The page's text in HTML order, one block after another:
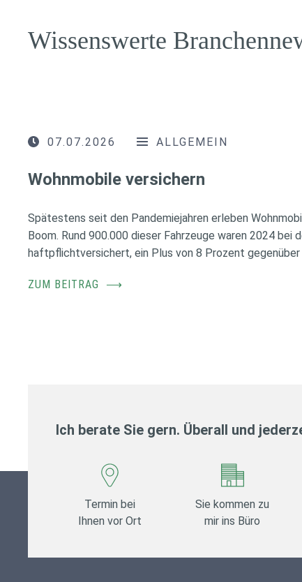
Wissenswerte
07.07.2026 ALLGEMEIN
Wohnmobile versichern
Spätestens seit den Pandemiejahren erleben
Boom. Rund 900.000 dieser Fahrzeuge waren 2024
haftpflichtversichert, ein Plus von 8 Prozent gegenüber
ZUM BEITRAG ⟶
Ich berate Sie gern. Überall und
Termin bei
Ihnen vor Ort
Sie kommen zu
mir ins Büro